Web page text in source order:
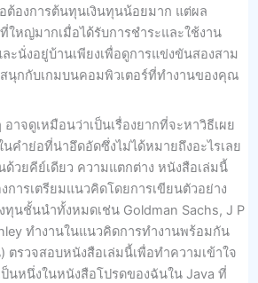
ต้องการต้นทุนเงินทุนน้อยมาก แต่ผล
หญ่มากเมื่อได้รับการชำระและใช้งาน
นั่งอยู่บ้านเพียงเพื่อดูการแข่งขันสองสาม
นุกกับเกมบนคอมพิวเตอร์ที่ทำงานของคุณ
าจดูเหมือนว่าเป็นเรื่องยากที่จะหาวิธีเผย
นคำย่อที่น่าอึดอัดซึ่งไม่ได้หมายถึงอะไรเลย
วยคีย์เดียว ความแตกต่าง หนังสือเล่มนี้
ารเตรียมแนวคิดโดยการเขียนตัวอย่าง
ทุนชั้นนำทั้งหมดเช่น Goldman Sachs, J P
ทำงานในแนวคิดการทำงานพร้อมกัน
ตรวจสอบหนังสือเล่มนี้เพื่อทำความเข้าใจ
นหนึ่งในหนังสือโปรดของฉันใน Java ที่